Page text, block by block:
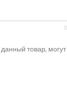
товар, могут